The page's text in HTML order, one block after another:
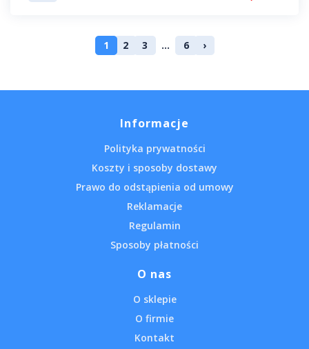
1 2 3 ... 6 ›
Informacje
Polityka prywatności
Koszty i sposoby dostawy
Prawo do odstąpienia od umowy
Reklamacje
Regulamin
Sposoby płatności
O nas
O sklepie
O firmie
Kontakt